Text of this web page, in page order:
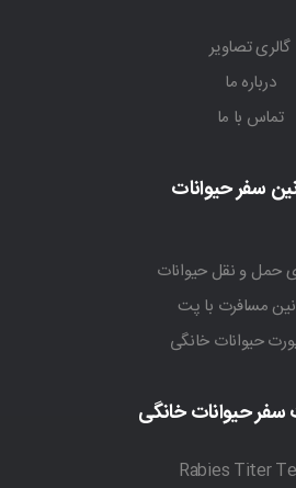
گالری تصاویر
درباره ما
تماس با ما
سفر حیوانات
حمل و نقل حیوانات
مسافرت با پت
حیوانات خانگی
حیوانات خانگی
Rabies Titer